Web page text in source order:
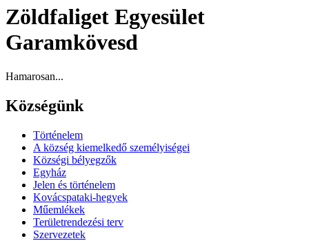
Zöldfaliget Egyesület
Garamkövesd
Hamarosan...
Községünk
Történelem
A község kiemelkedő személyiségei
Községi bélyegzők
Egyház
Jelen és történelem
Kovácspataki-hegyek
Műemlékek
Területrendezési terv
Szervezetek